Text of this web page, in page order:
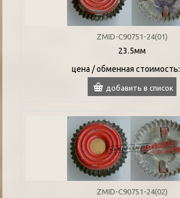
ZMID-C90751-24(01)
23.5мм
цена / oбменная стоимость:
добавить в список
ZMID-C90751-24(02)